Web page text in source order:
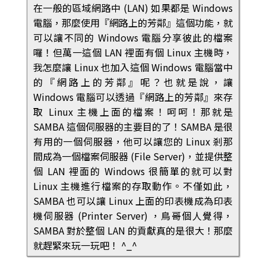
在一般的區域網路中 (LAN) 如果都是 Windows
電腦，那麼使用『網路上的芳鄰』這個功能，就
可以讓不同的 Windows 電腦分享彼此的檔案
囉！但萬一這個 LAN 裡面有個 Linux 主機時，
我怎麼讓 Linux 也加入這個 Windows 電腦當中
的『網路上的芳鄰』呢？也就是說，讓
Windows 電腦可以透過『網路上的芳鄰』來存
取 Linux 主機上面的檔案！呵呵！那就是
SAMBA 這個伺服器的主要目的了！SAMBA 是很
有用的一個伺服器，他可以讓您的 Linux 剎那
間成為一個檔案伺服器 (File Server)，並提供整
個 LAN 裡面的 Windows 很簡單的就可以對
Linux 主機進行檔案的存取動作。不僅如此，
SAMBA 也可以讓 Linux 上面的印表機成為印表
機伺服器 (Printer Server) ，鳥哥個人覺得，
SAMBA 對於整個 LAN 的貢獻真的是很大！那麼
就趕緊來玩一玩吧！ ^_^